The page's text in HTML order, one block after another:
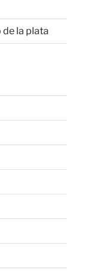
la plata